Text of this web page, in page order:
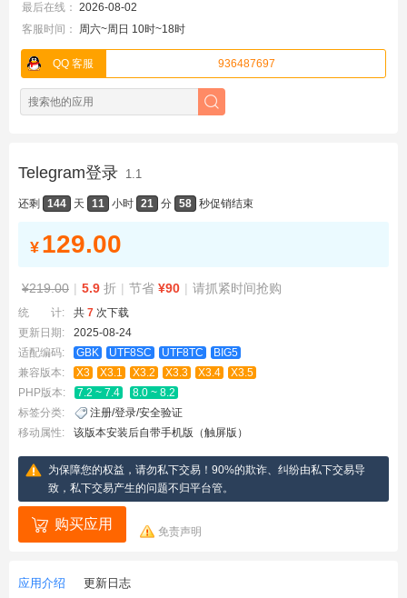
最后在线： 2026-08-02
客服时间：
周六~周日 10时~18时
QQ 客服 936487697
Telegram登录 1.1
还剩 144 天 11 小时 21 分 58 秒促销结束
¥ 129.00
¥219.00 | 5.9 折 | 节省 ¥90 | 请抓紧时间抢购
统 计: 共 7 次下载
更新日期:
2025-08-24
适配编码:
GBK UTF8SC UTF8TC
BIG5
兼容版本:
X3 X3.1 X3.2 X3.3 X3.4
X3.5
PHP版本:
7.2 ~ 7.4
8.0 ~ 8.2
标签分类:
注册/登录/安全验证
移动属性:
该版本安装后自带手机版（触屏版）
为保障您的权益，请勿私下交易！90%的欺诈、纠纷由私下交易导
致，私下交易产生的问题不归平台管。
购买应用 免责声明
应用介绍 更新日志